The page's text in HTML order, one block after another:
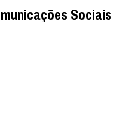
Sociais